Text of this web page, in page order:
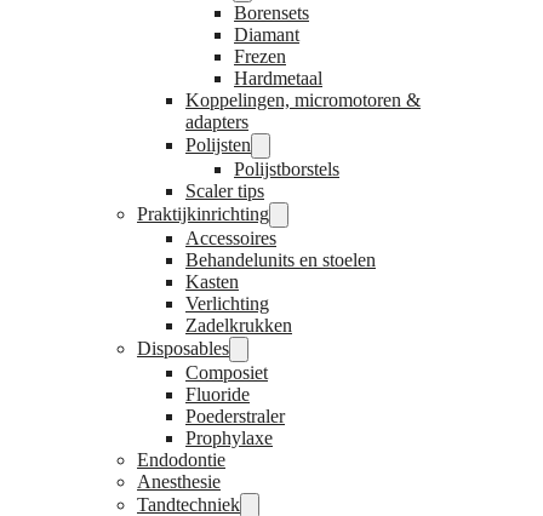
Borensets
Diamant
Frezen
Hardmetaal
Koppelingen, micromotoren &
adapters
Polijsten
Polijstborstels
Scaler tips
Praktijkinrichting
Accessoires
Behandelunits en stoelen
Kasten
Verlichting
Zadelkrukken
Disposables
Composiet
Fluoride
Poederstraler
Prophylaxe
Endodontie
Anesthesie
Tandtechniek